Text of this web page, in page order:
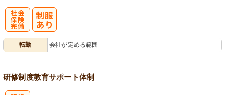
転勤 会社が定める範囲
研修制度教育サポート体制